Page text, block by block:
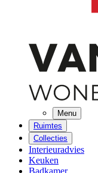
Menu
Ruimtes
Collecties
Interieuradvies
Keuken
Badkamer